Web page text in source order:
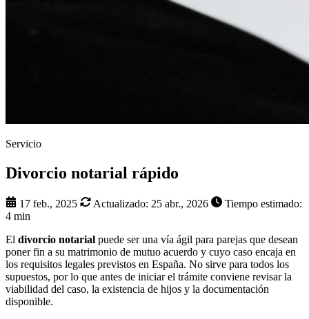
Servicio
Divorcio notarial rápido
17 feb., 2025 Actualizado: 25 abr., 2026
Tiempo estimado:
4 min
El divorcio notarial puede ser una vía ágil para parejas que desean
poner fin a su matrimonio de mutuo acuerdo y cuyo caso encaja en
los requisitos legales previstos en España. No sirve para todos los
supuestos, por lo que antes de iniciar el trámite conviene revisar la
viabilidad del caso, la existencia de hijos y la documentación
disponible.